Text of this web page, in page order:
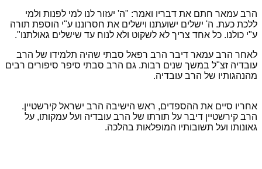
הרב עמאר חתם את דבריו ואמר: "ה' יעזור לנו למי לפנות ולמי
ללכת כעת. ה' ישלים ישועתנו וישלים את חסרוננו ע"י הוספת תורה
ע"י כולנו. כל אחד צריך לא לשקוט ולא לנוח עד שישלים גאולתנו".
לאחר הרב עמאר דיבר הרב רפאל סבתי שהיה תלמידו של הרב
עובדיה זצ"ל במשך שנים רבות. גם הרב סבתי סיפר סיפורים רבים
מהנהגותיו של הרב עובדיה.
אחריו סיים את ההספדים, ראש הישיבה הרב ישראל קירשטיין.
הרב קירשטיין דיבר על תורתו של הרב עובדיה ועל עמקותו, על
גאונותו ועל תשובותיו המופלאות בהלכה.